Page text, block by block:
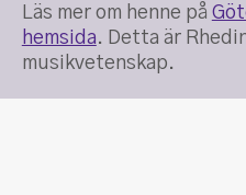
Läs mer om henne på
hemsida. Detta är
musikvetenskap.